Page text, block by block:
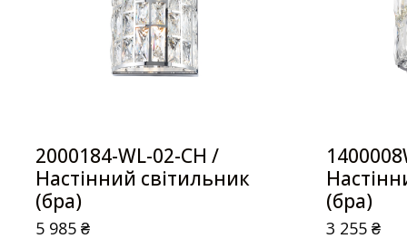
2000184-WL-02-CH /
Настінний світильник
(бра)
5 985₴
(бра)
3 255₴